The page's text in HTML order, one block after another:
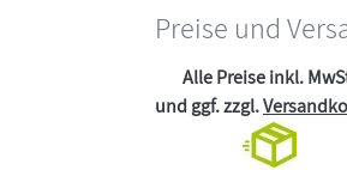
Preise und
Alle Preise inkl.
und ggf. zzgl.